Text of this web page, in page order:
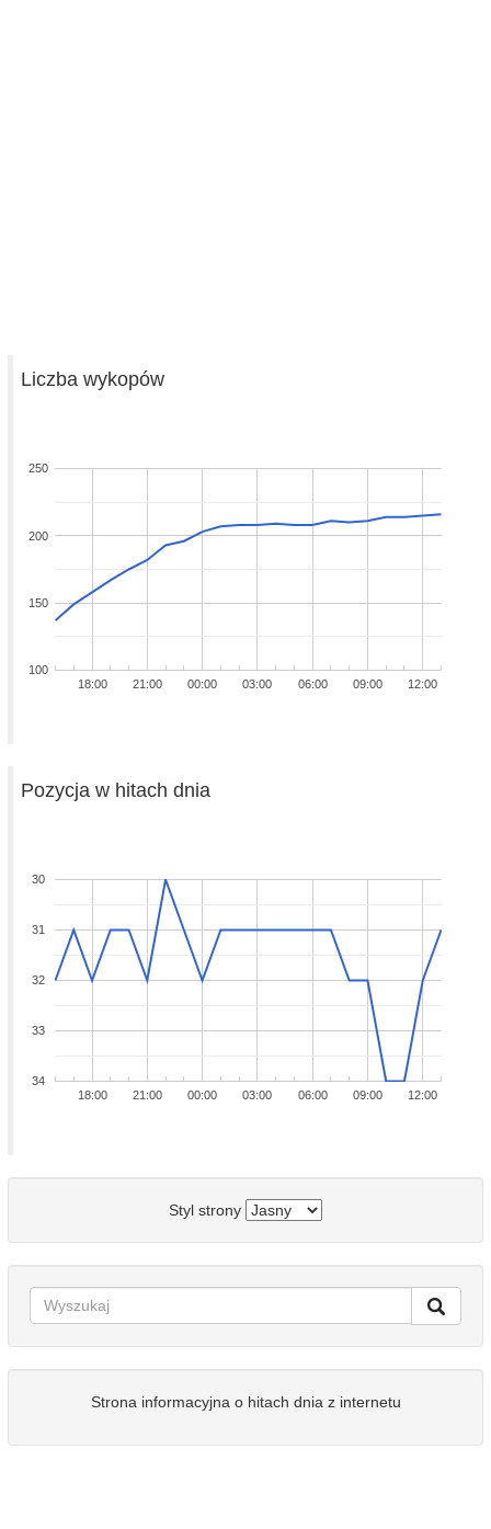
Liczba wykopów
18:00 21:00 00:00 03:00 06:00 09:00 12:00
100
150
200
250
Pozycja w hitach dnia
18:00 21:00 00:00 03:00 06:00 09:00 12:00
30
31
32
33
34
Styl strony
Strona informacyjna o hitach dnia z internetu